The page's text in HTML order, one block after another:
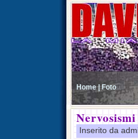
Home | Foto
Nervosismi
Inserito da